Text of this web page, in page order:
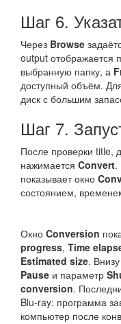
Шаг 6.
Через Browse
output отображается
выбранную папку, а
доступный объём.
диск с большим
Шаг 7.
После проверки title,
нажимается Convert.
показывает окно
состоянием,
Окно Conversion
progress, Time
Estimated size.
Pause и параметр
conversion.
Blu-ray: программа
компьютер после